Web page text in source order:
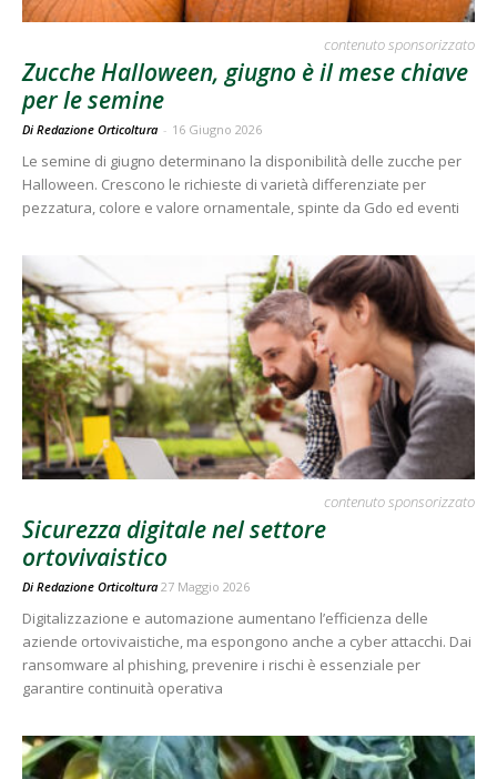
contenuto sponsorizzato
Zucche Halloween, giugno è il mese chiave
per le semine
Di Redazione Orticoltura - 16 Giugno 2026
Le semine di giugno determinano la disponibilità delle zucche per
Halloween. Crescono le richieste di varietà differenziate per
pezzatura, colore e valore ornamentale, spinte da Gdo ed eventi
contenuto sponsorizzato
Sicurezza digitale nel settore
ortovivaistico
Di Redazione Orticoltura 27 Maggio 2026
Digitalizzazione e automazione aumentano l’efficienza delle
aziende ortovivaistiche, ma espongono anche a cyber attacchi. Dai
ransomware al phishing, prevenire i rischi è essenziale per
garantire continuità operativa